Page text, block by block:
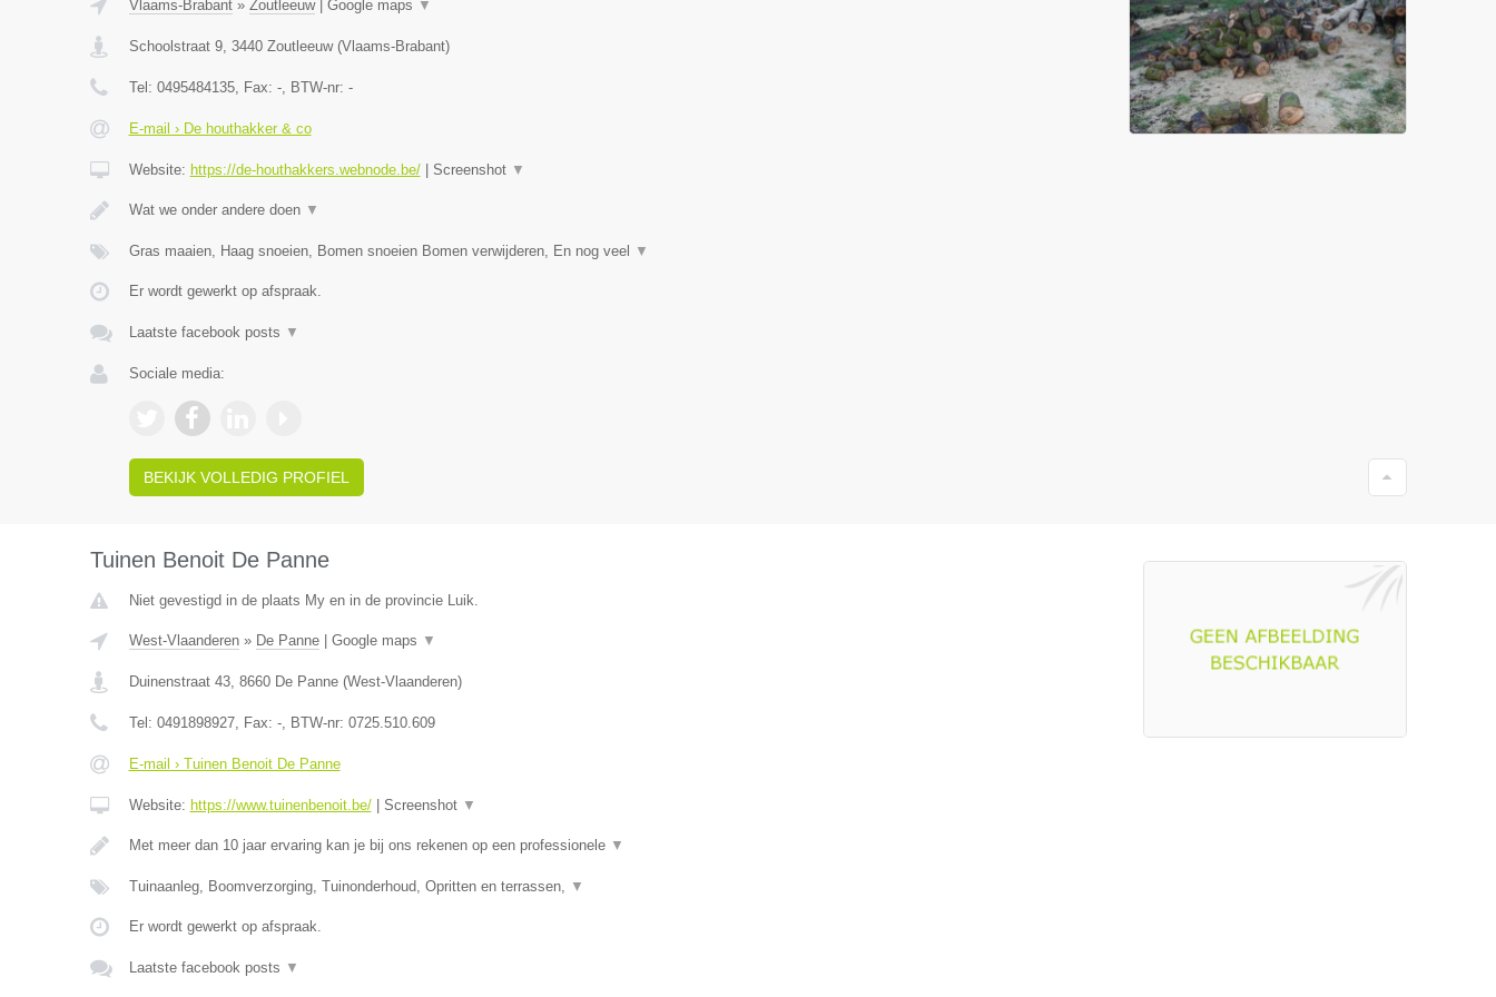
Vlaams-Brabant» Zoutleeuw| Google maps ▼
Schoolstraat 9, 3440 Zoutleeuw(Vlaams-Brabant)
Tel: 0495484135, Fax: -, BTW-nr: -
E-mail › De houthakker & co
Website: https://de-houthakkers.webnode.be/| Screenshot ▼
Wat we onder andere doen ▼
Gras maaien, Haag snoeien, Bomen snoeien Bomen verwijderen, En nog veel ▼
Er wordt gewerkt op afspraak.
Laatste facebook posts ▼
Sociale media:
BEKIJK VOLLEDIG PROFIEL
Tuinen Benoit De Panne
Niet gevestigd in de plaats My en in de provincie Luik.
West-Vlaanderen» De Panne| Google maps ▼
Duinenstraat 43, 8660 De Panne(West-Vlaanderen)
Tel: 0491898927, Fax: -, BTW-nr: 0725.510.609
E-mail › Tuinen Benoit De Panne
Website: https://www.tuinenbenoit.be/| Screenshot ▼
Met meer dan 10 jaar ervaring kan je bij ons rekenen op een professionele ▼
Tuinaanleg, Boomverzorging, Tuinonderhoud, Opritten en terrassen, ▼
Er wordt gewerkt op afspraak.
Laatste facebook posts ▼